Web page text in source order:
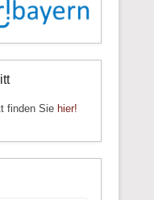
finden Sie hier!